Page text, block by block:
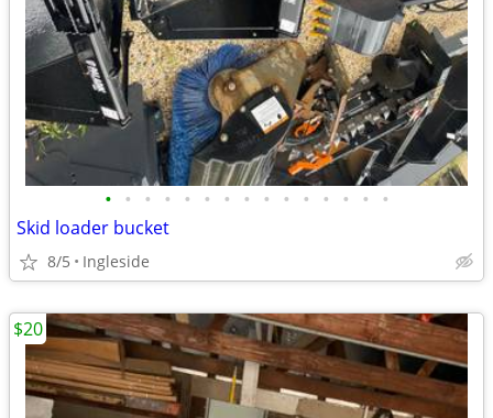
• • • • • • • • • • • • • • •
Skid loader bucket
8/5 Ingleside
$20